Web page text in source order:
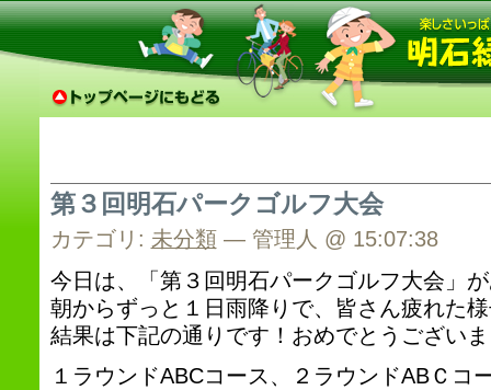
第３回明石パークゴルフ大会
カテゴリ: 未分類— 管理人 @ 15:07:38
今日は、「第３回明石パークゴルフ大会」
朝からずっと１日雨降りで、皆さん疲れた
結果は下記の通りです！おめでとうござい
１ラウンドABCコース、２ラウンドABＣ